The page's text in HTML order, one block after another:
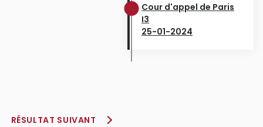
Cour d'appel de Paris
I3
25-01-2024
RÉSULTAT SUIVANT